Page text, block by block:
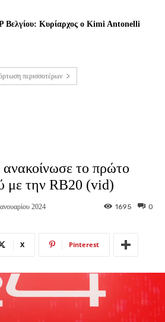
Βελγίου: Κυρίαρχος ο Kimi Antonelli
περισσοτέρων